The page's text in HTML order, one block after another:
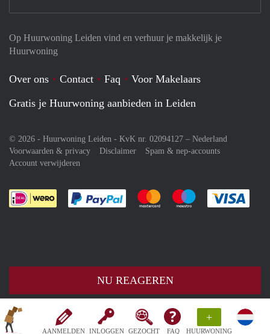
AANMELDEN INLOGGEN GEZOCHT FAQ
+
HUURWONING
NU REAGEREN
Op Huurwoning Leiden vind en verhuur je makkelijk je
Huurwoning
Over ons Contact Faq
Voor Makelaars
Gratis je Huurwoning aanbieden in Leiden
© 2026 - Huurwoning Leiden - KvK nr. 02094127 – Nederland
Voorwaarden & privacy
Disclaimer
Spam & nep-accounts
Account verwijderen
Je rekent gemakkelijk af met Paypal
Je rekent gemakkelijk af met
Je rekent